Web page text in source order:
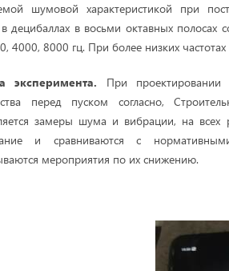
шумовой характеристикой при
децибаллах в восьми октавных полосах
4000, 8000 гц. При более низких
эксперимента. При проектировании
перед пуском согласно,
замеры шума и вибрации, на
и сравниваются с
мероприятия по их снижению.